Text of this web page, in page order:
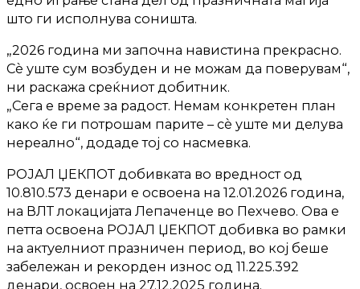
што ги исполнува соништа.
„2026 година ми започна навистина прекрасно.
Сè уште сум возбуден и не можам да поверувам“,
ни раскажа среќниот добитник.
„Сега е време за радост. Немам конкретен план
како ќе ги потрошам парите – сè уште ми делува
нереално“, додаде тој со насмевка.
РОЈАЛ ЏЕКПОТ добивката во вредност од
10.810.573 денари е освоена на 12.01.2026 година,
на ВЛТ локацијата Лепаченце во Пехчево. Ова е
петта освоена РОЈАЛ ЏЕКПОТ добивка во рамки
на актуелниот празничен период, во кој беше
забележан и рекорден износ од 11.225.392
денари, освоен на 27.12.2025 година.